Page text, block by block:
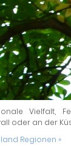
Vielfalt,
oder an der
Regionen »